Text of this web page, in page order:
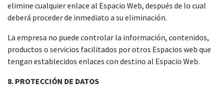
elimine cualquier enlace al Espacio Web, después de lo cual
deberá proceder de inmediato a su eliminación.
La empresa no puede controlar la información, contenidos,
productos o servicios facilitados por otros Espacios web que
tengan establecidos enlaces con destino al Espacio Web.
8. PROTECCIÓN DE DATOS